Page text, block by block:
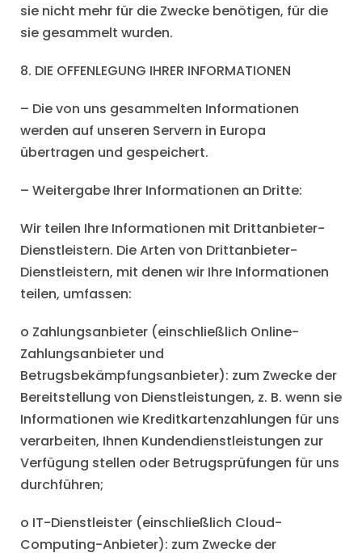
sie nicht mehr für die Zwecke benötigen, für die
sie gesammelt wurden.
8. DIE OFFENLEGUNG IHRER INFORMATIONEN
– Die von uns gesammelten Informationen
werden auf unseren Servern in Europa
übertragen und gespeichert.
– Weitergabe Ihrer Informationen an Dritte:
Wir teilen Ihre Informationen mit Drittanbieter-
Dienstleistern. Die Arten von Drittanbieter-
Dienstleistern, mit denen wir Ihre Informationen
teilen, umfassen:
o Zahlungsanbieter (einschließlich Online-
Zahlungsanbieter und
Betrugsbekämpfungsanbieter): zum Zwecke der
Bereitstellung von Dienstleistungen, z. B. wenn sie
Informationen wie Kreditkartenzahlungen für uns
verarbeiten, Ihnen Kundendienstleistungen zur
Verfügung stellen oder Betrugsprüfungen für uns
durchführen;
o IT-Dienstleister (einschließlich Cloud-
Computing-Anbieter): zum Zwecke der